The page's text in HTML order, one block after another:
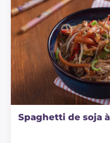
Spaghetti de soja